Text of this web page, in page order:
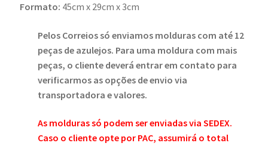
Formato: 45cm x 29cm x 3cm
Pelos Correios só enviamos molduras com até 12
peças de azulejos. Para uma moldura com mais
peças, o cliente deverá entrar em contato para
verificarmos as opções de envio via
transportadora e valores.
As molduras só podem ser enviadas via SEDEX.
Caso o cliente opte por PAC, assumirá o total